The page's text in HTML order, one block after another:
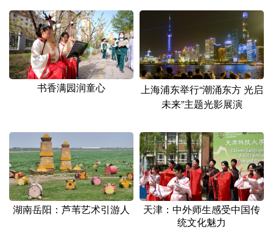
书香满园润童心
上海浦东举行“潮涌东方 光启
未来”主题光影展演
湖南岳阳：芦苇艺术引游人
天津：中外师生感受中国传
统文化魅力